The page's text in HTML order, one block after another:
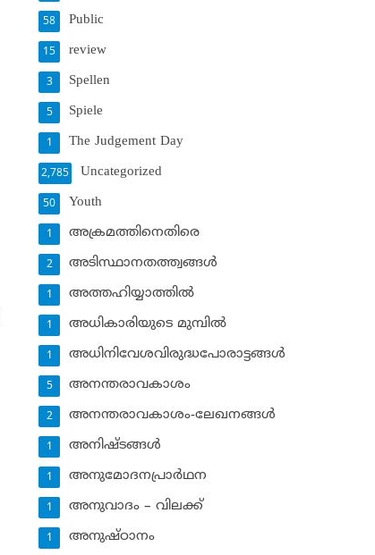
Public
58
review
15
Spellen
3
Spiele
5
The Judgement Day
1
Uncategorized
2,785
Youth
50
അക്രമത്തിനെതിരെ
1
അടിസ്ഥാനതത്ത്വങ്ങള്‍
2
അത്തഹിയ്യാത്തില്‍
1
അധികാരിയുടെ മുമ്പില്‍
1
അധിനിവേശവിരുദ്ധപോരാട്ടങ്ങള്‍
1
അനന്തരാവകാശം
5
അനന്തരാവകാശം-ലേഖനങ്ങള്‍
2
അനിഷ്ടങ്ങള്‍
1
അനുമോദനപ്രാര്‍ഥന
1
അനുവാദം – വിലക്ക്‌
1
അനുഷ്ഠാനം
1